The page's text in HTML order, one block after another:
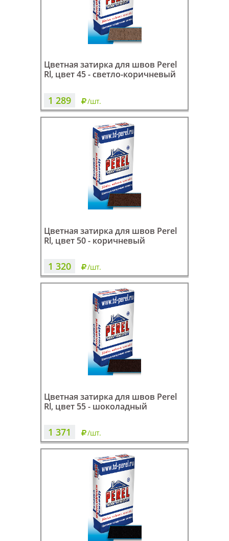
Цветная затирка для швов Perel
Rl, цвет 45 - светло-коричневый
1 289 /шт.
Цветная затирка для швов Perel
Rl, цвет 50 - коричневый
1 320 /шт.
Цветная затирка для швов Perel
Rl, цвет 55 - шоколадный
1 371 /шт.